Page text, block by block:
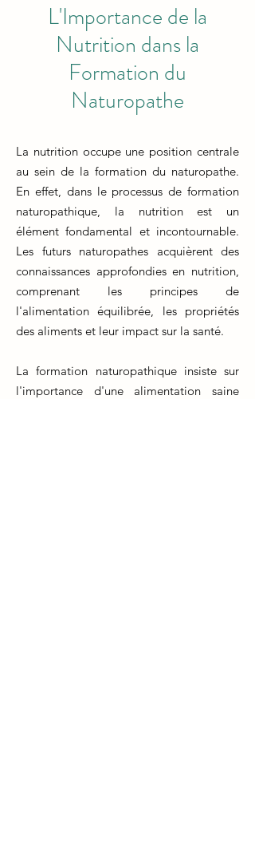
L'Importance de la
Nutrition dans la
Formation du
Naturopathe
La nutrition occupe une position centrale
au sein de la formation du naturopathe.
En effet, dans le processus de formation
naturopathique, la nutrition est un
élément fondamental et incontournable.
Les futurs naturopathes acquièrent des
connaissances approfondies en nutrition,
comprenant les principes de
l'alimentation équilibrée, les propriétés
des aliments et leur impact sur la santé.
La formation naturopathique insiste sur
l'importance d'une alimentation saine